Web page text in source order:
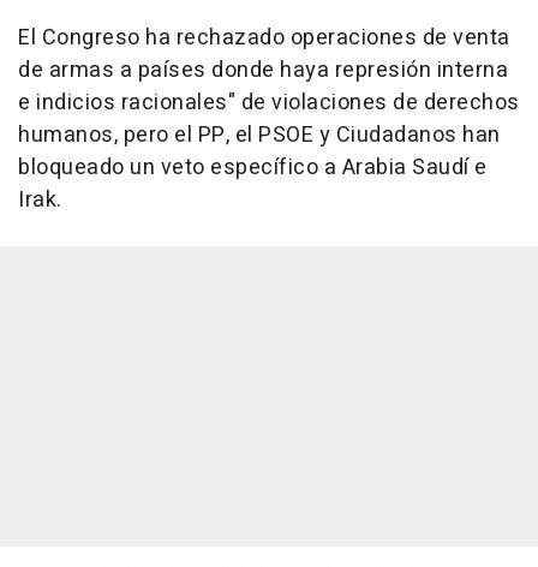
El Congreso ha rechazado operaciones de venta
de armas a países donde haya represión interna
e indicios racionales" de violaciones de derechos
humanos, pero el PP, el PSOE y Ciudadanos han
bloqueado un veto específico a Arabia Saudí e
Irak.